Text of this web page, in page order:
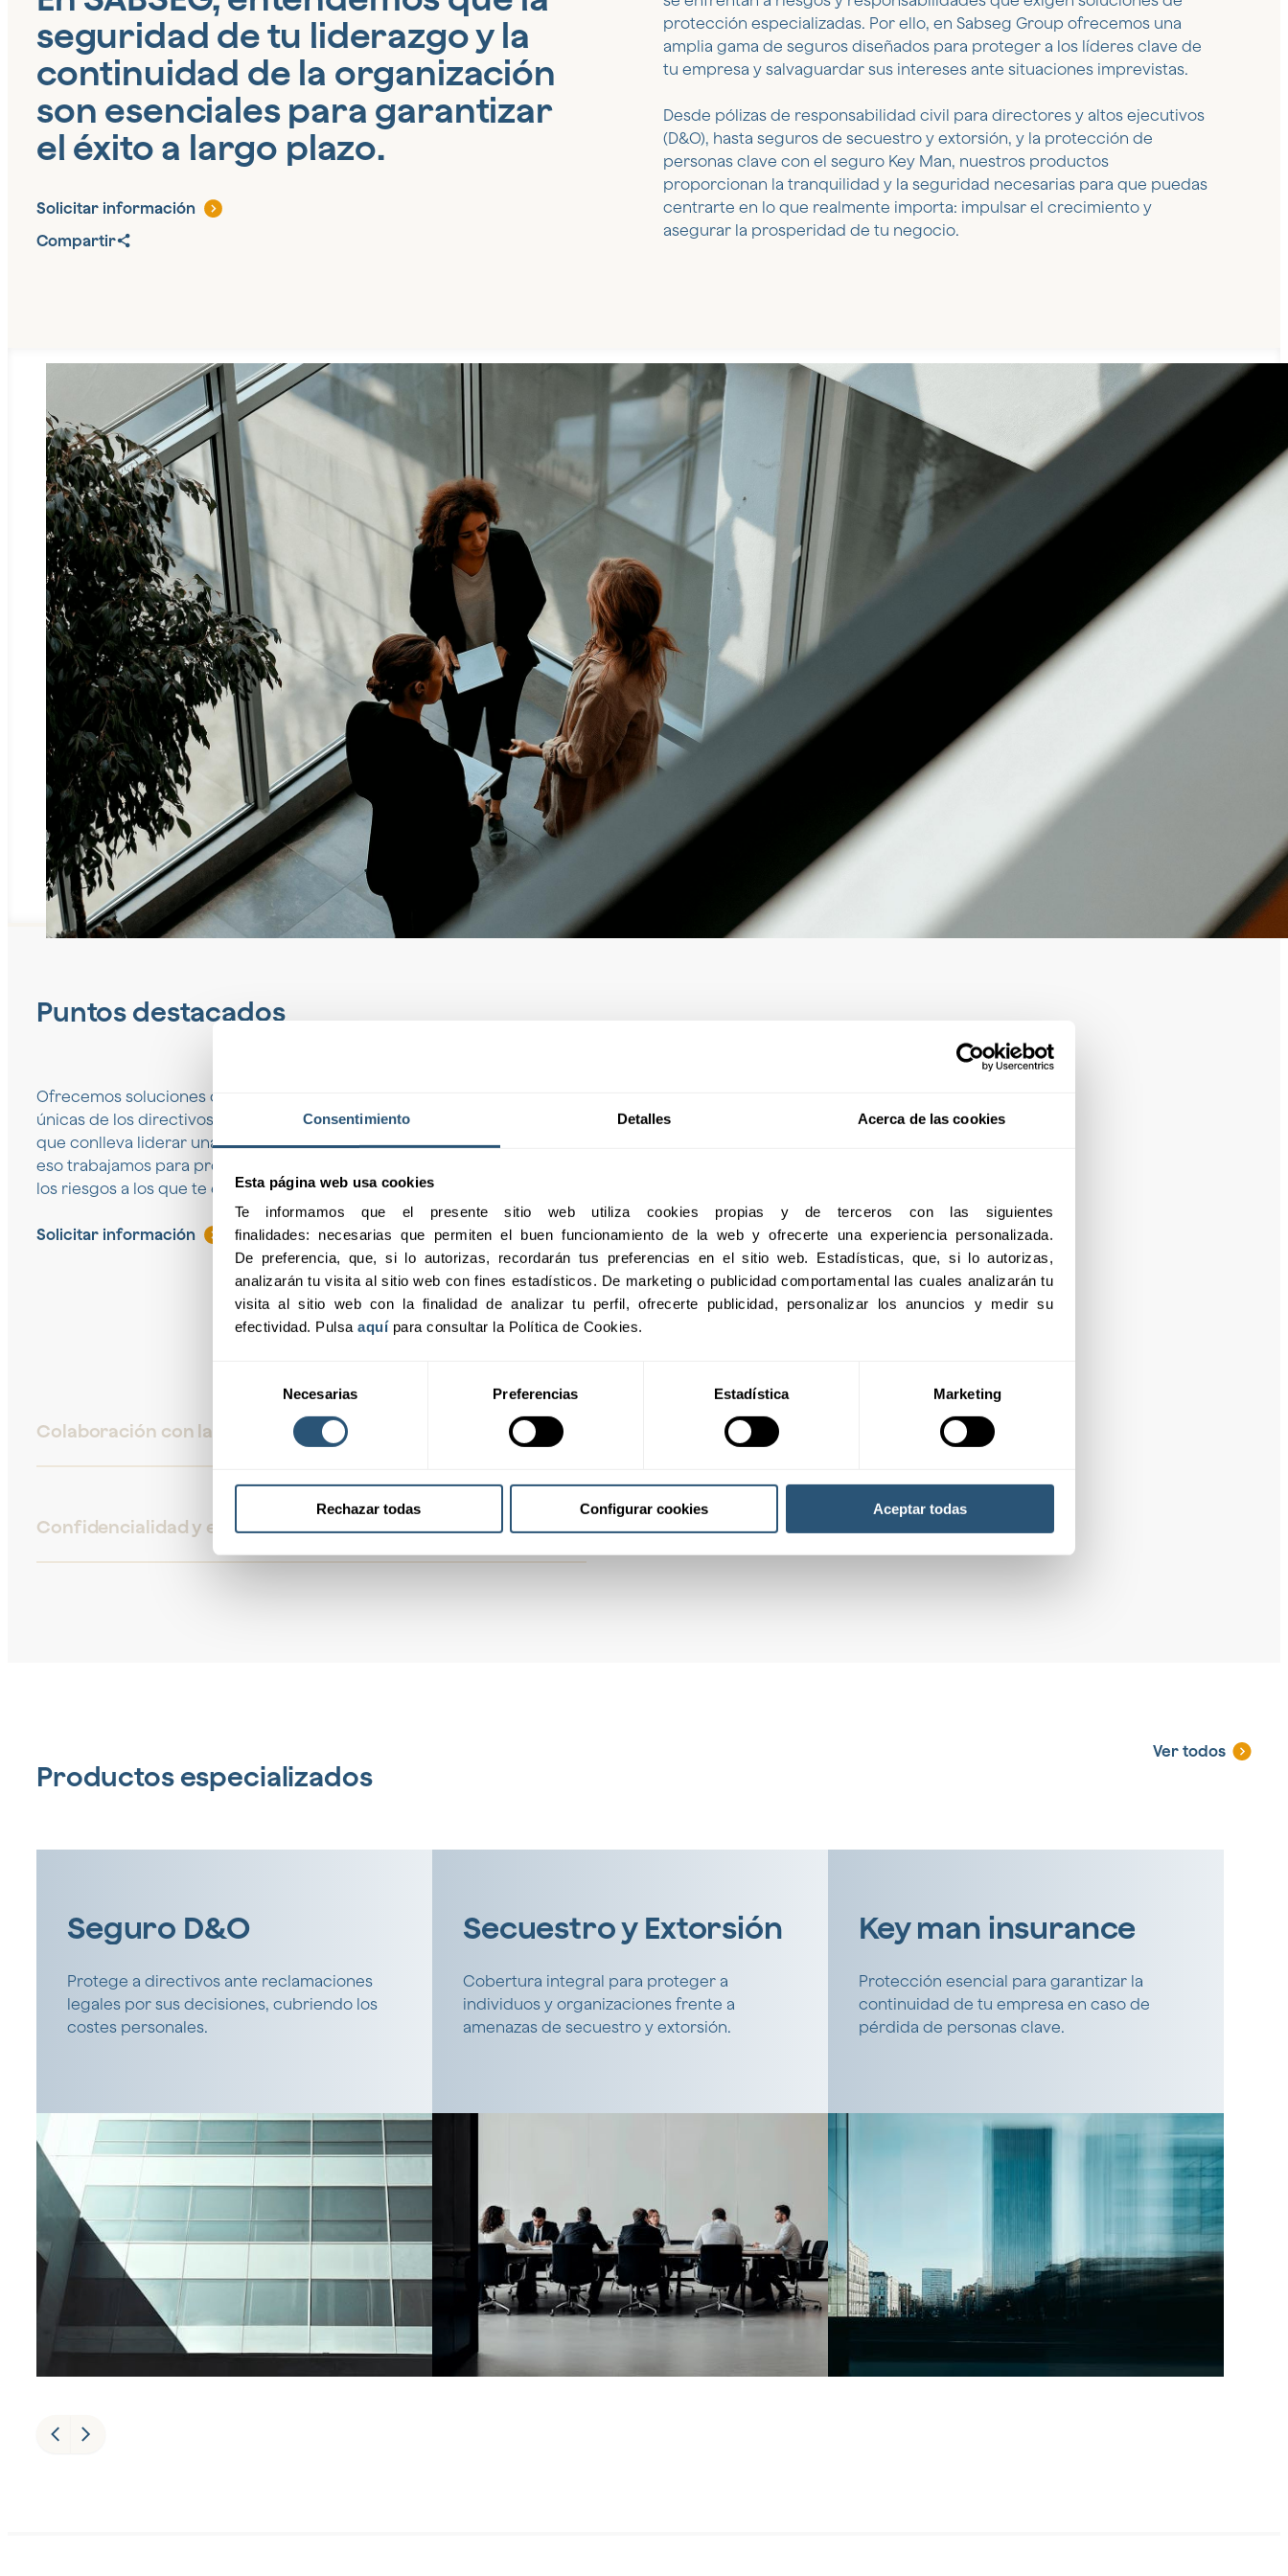
Consentimiento Detalles Acerca de las cookies
Esta página web usa cookies
Te informamos que el presente sitio web utiliza cookies propias y de terceros con las siguientes
finalidades: necesarias que permiten el buen funcionamiento de la web y ofrecerte una experiencia personalizada.
De preferencia, que, si lo autorizas, recordarán tus preferencias en el sitio web. Estadísticas, que, si lo autorizas,
analizarán tu visita al sitio web con fines estadísticos. De marketing o publicidad comportamental las cuales analizarán tu
visita al sitio web con la finalidad de analizar tu perfil, ofrecerte publicidad, personalizar los anuncios y medir su
efectividad. Pulsa aquí para consultar la Política de Cookies.
consentimiento
Necesarias Preferencias Estadística Marketing
Rechazar todas Configurar cookies Aceptar todas
seguridad de tu liderazgo y la
continuidad de la organización
son esenciales para garantizar
el éxito a largo plazo.
Solicitar información
Compartir
protección especializadas. Por ello, en Sabseg Group ofrecemos una
amplia gama de seguros diseñados para proteger a los líderes clave de
tu empresa y salvaguardar sus intereses ante situaciones imprevistas.
Desde pólizas de responsabilidad civil para directores y altos ejecutivos
(D&O), hasta seguros de secuestro y extorsión, y la protección de
personas clave con el seguro Key Man, nuestros productos
proporcionan la tranquilidad y la seguridad necesarias para que puedas
centrarte en lo que realmente importa: impulsar el crecimiento y
asegurar la prosperidad de tu negocio.
Puntos destacados
Ofrecemos soluciones de protección que se adaptan a las necesidades
únicas de los directivos y altos cargos. Sabemos que la responsabilidad
que conlleva liderar una organización requiere un respaldo sólido, por
eso trabajamos para proporcionarte coberturas diseñadas para mitigar
los riesgos a los que te enfrentas día a día.
Solicitar información
Colaboración con las mejores aseguradoras
02
Confidencialidad y experiencia a tu servicio
Productos especializados
Ver todos
Seguro D&O
Protege a directivos ante reclamaciones
legales por sus decisiones, cubriendo los
costes personales.
Secuestro y Extorsión
Cobertura integral para proteger a
individuos y organizaciones frente a
amenazas de secuestro y extorsión.
Key man insurance
Protección esencial para garantizar la
continuidad de tu empresa en caso de
pérdida de personas clave.